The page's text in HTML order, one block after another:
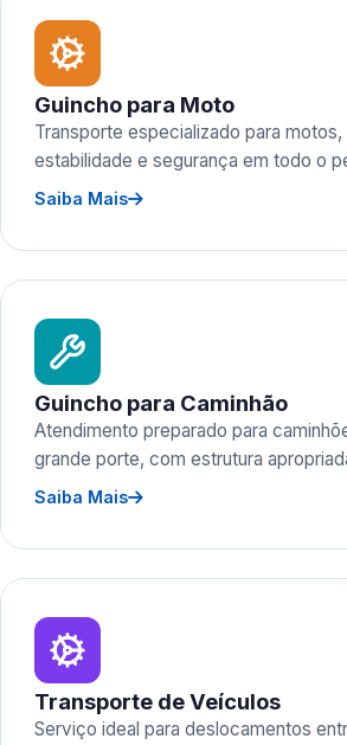
Guincho para Moto
Transporte especializado para motos,
estabilidade e segurança em todo o
Saiba Mais
Guincho para Caminhão
Atendimento preparado para
grande porte, com estrutura
Saiba Mais
Transporte de Veículos
Serviço ideal para deslocamentos